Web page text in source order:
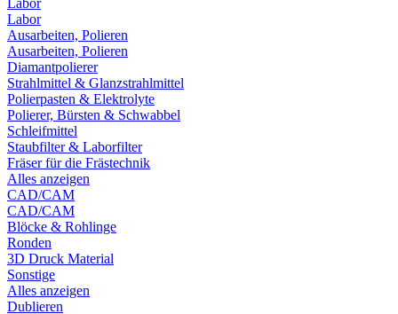
Labor
Labor
Ausarbeiten, Polieren
Ausarbeiten, Polieren
Diamantpolierer
Strahlmittel & Glanzstrahlmittel
Polierpasten & Elektrolyte
Polierer, Bürsten & Schwabbel
Schleifmittel
Staubfilter & Laborfilter
Fräser für die Frästechnik
Alles anzeigen
CAD/CAM
CAD/CAM
Blöcke & Rohlinge
Ronden
3D Druck Material
Sonstige
Alles anzeigen
Dublieren